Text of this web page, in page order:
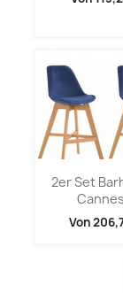
2er Set
Von